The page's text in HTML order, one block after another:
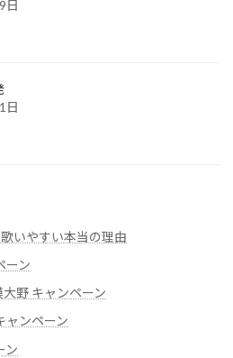
日
日
いやすい本当の理由
ーン
野 キャンペーン
ャンペーン
ン